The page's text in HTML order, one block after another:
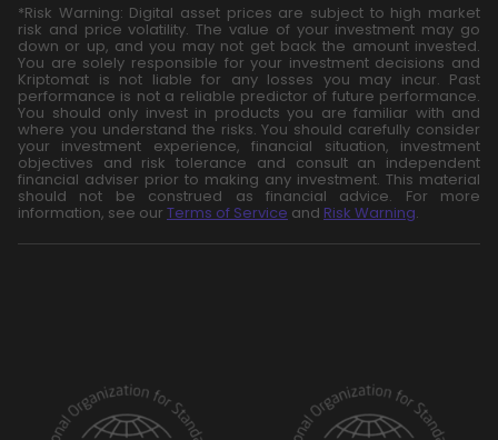
*Risk Warning: Digital asset prices are subject to high market
risk and price volatility. The value of your investment may go
down or up, and you may not get back the amount invested.
You are solely responsible for your investment decisions and
Kriptomat is not liable for any losses you may incur. Past
performance is not a reliable predictor of future performance.
You should only invest in products you are familiar with and
where you understand the risks. You should carefully consider
your investment experience, financial situation, investment
objectives and risk tolerance and consult an independent
financial adviser prior to making any investment. This material
should not be construed as financial advice. For more
information, see our Terms of Service and Risk Warning.